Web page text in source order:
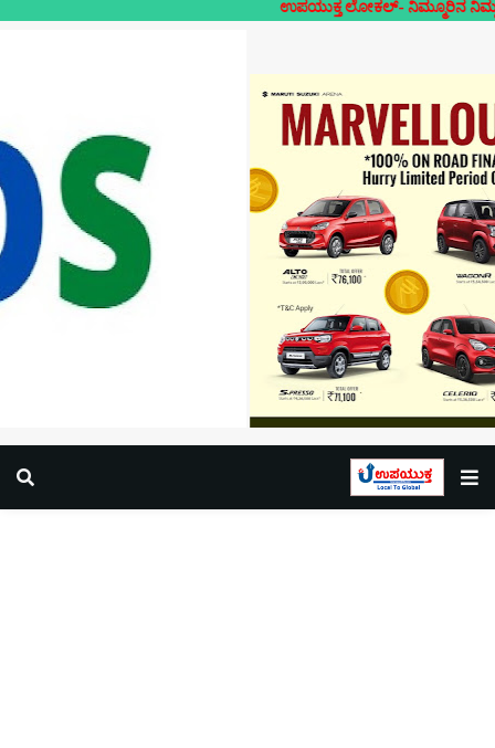
ಉಪಯುಕ್ತ ಲೋಕಲ್- ನಿಮ್ಮೂರಿನ ನಿಮ್ಮದೇ ಸುದ್ದಿಗಳ